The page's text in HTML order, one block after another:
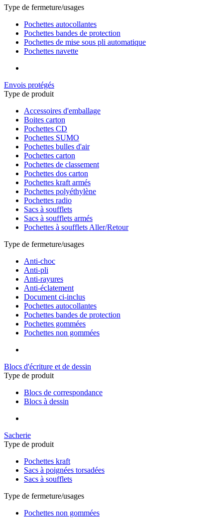
Type de fermeture/usages
Pochettes autocollantes
Pochettes bandes de protection
Pochettes de mise sous pli automatique
Pochettes navette
Envois protégés
Type de produit
Accessoires d'emballage
Boites carton
Pochettes CD
Pochettes SUMO
Pochettes bulles d'air
Pochettes carton
Pochettes de classement
Pochettes dos carton
Pochettes kraft armés
Pochettes polyéthylène
Pochettes radio
Sacs à soufflets
Sacs à soufflets armés
Pochettes à soufflets Aller/Retour
Type de fermeture/usages
Anti-choc
Anti-pli
Anti-rayures
Anti-éclatement
Document ci-inclus
Pochettes autocollantes
Pochettes bandes de protection
Pochettes gommées
Pochettes non gommées
Blocs d'écriture et de dessin
Type de produit
Blocs de correspondance
Blocs à dessin
Sacherie
Type de produit
Pochettes kraft
Sacs à poignées torsadées
Sacs à soufflets
Type de fermeture/usages
Pochettes non gommées